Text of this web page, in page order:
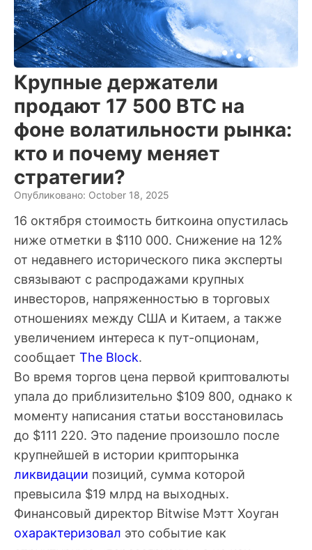
Крупные держатели
продают 17 500 BTC на
фоне волатильности рынка:
кто и почему меняет
стратегии?
Опубликовано: October 18, 2025
16 октября стоимость биткоина опустилась
ниже отметки в $110 000. Снижение на 12%
от недавнего исторического пика эксперты
связывают с распродажами крупных
инвесторов, напряженностью в торговых
отношениях между США и Китаем, а также
увеличением интереса к пут-опционам,
сообщает The Block.
Во время торгов цена первой криптовалюты
упала до приблизительно $109 800, однако к
моменту написания статьи восстановилась
до $111 220. Это падение произошло после
крупнейшей в истории крипторынка
ликвидации позиций, сумма которой
превысила $19 млрд на выходных.
Финансовый директор Bitwise Мэтт Хоуган
охарактеризовал это событие как